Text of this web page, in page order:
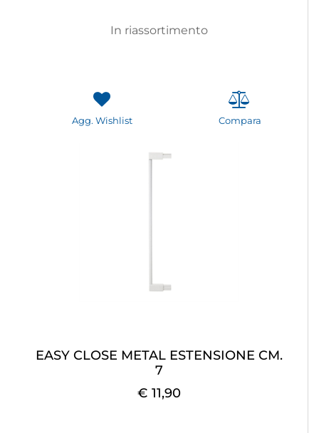
In riassortimento
Agg. Wishlist Compara
EASY CLOSE METAL ESTENSIONE CM.
7
€ 11,90